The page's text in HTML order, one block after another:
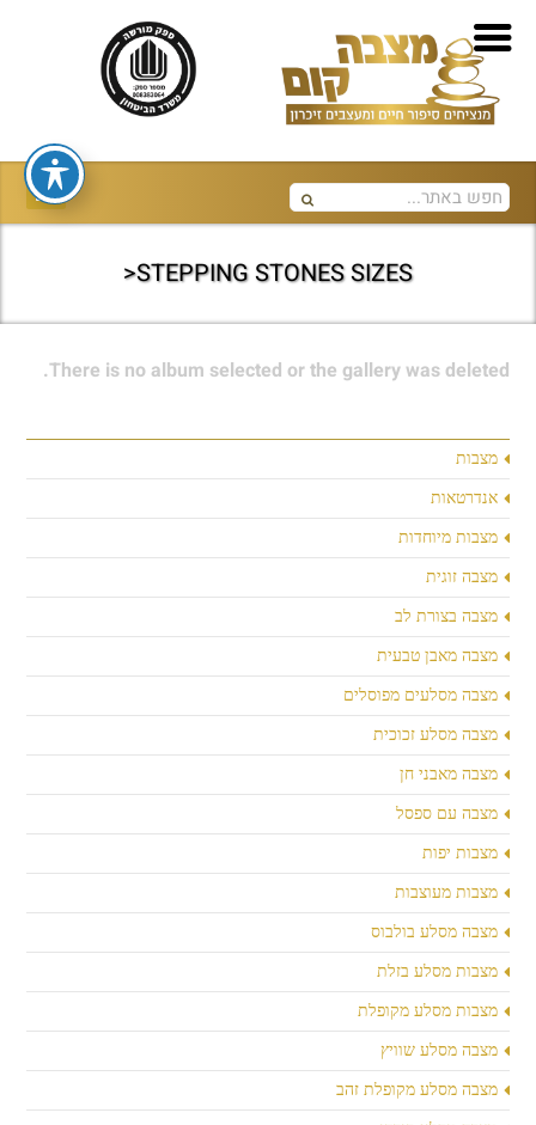
STEPPING STONES SIZES<
מצבות
אנדרטאות
מצבות מיוחדות
מצבה זוגית
מצבה בצורת לב
מצבה מאבן טבעית
מצבה מסלעים מפוסלים
מצבה מסלע זכוכית
מצבה מאבני חן
מצבה עם ספסל
מצבות יפות
מצבות מעוצבות
מצבה מסלע בולבוס
מצבות מסלע בזלת
מצבות מסלע מקופלת
מצבה מסלע שוויץ
מצבה מסלע מקופלת זהב
There is no album selected or the gallery was deleted.